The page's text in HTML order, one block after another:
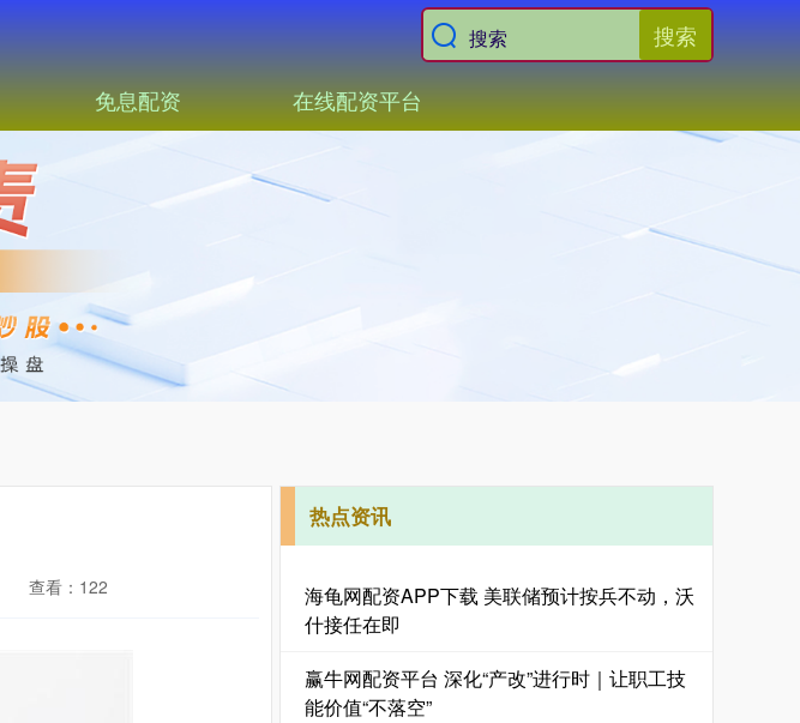
搜索
免息配资 在线配资平台
查看：122
热点资讯
海龟网配资APP下载 美联储预计按兵不动，沃
什接任在即
赢牛网配资平台 深化“产改”进行时｜让职工技
能价值“不落空”